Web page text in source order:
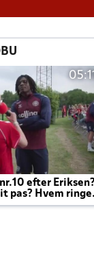
05:11
efter Eriksen?
pas? Hvem
kampe?